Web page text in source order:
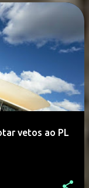
vetos ao PL